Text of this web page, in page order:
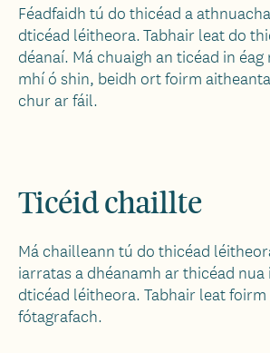
Féadfaidh tú do thicéad a
dticéad léitheora. Tabhair leat do
déanaí. Má chuaigh an ticéad in éag
mhí ó shin, beidh ort foirm
chur ar fáil.
Ticéid chaillte
Má chailleann tú do thicéad
iarratas a dhéanamh ar thicéad nua
dticéad léitheora. Tabhair leat
fótagrafach.